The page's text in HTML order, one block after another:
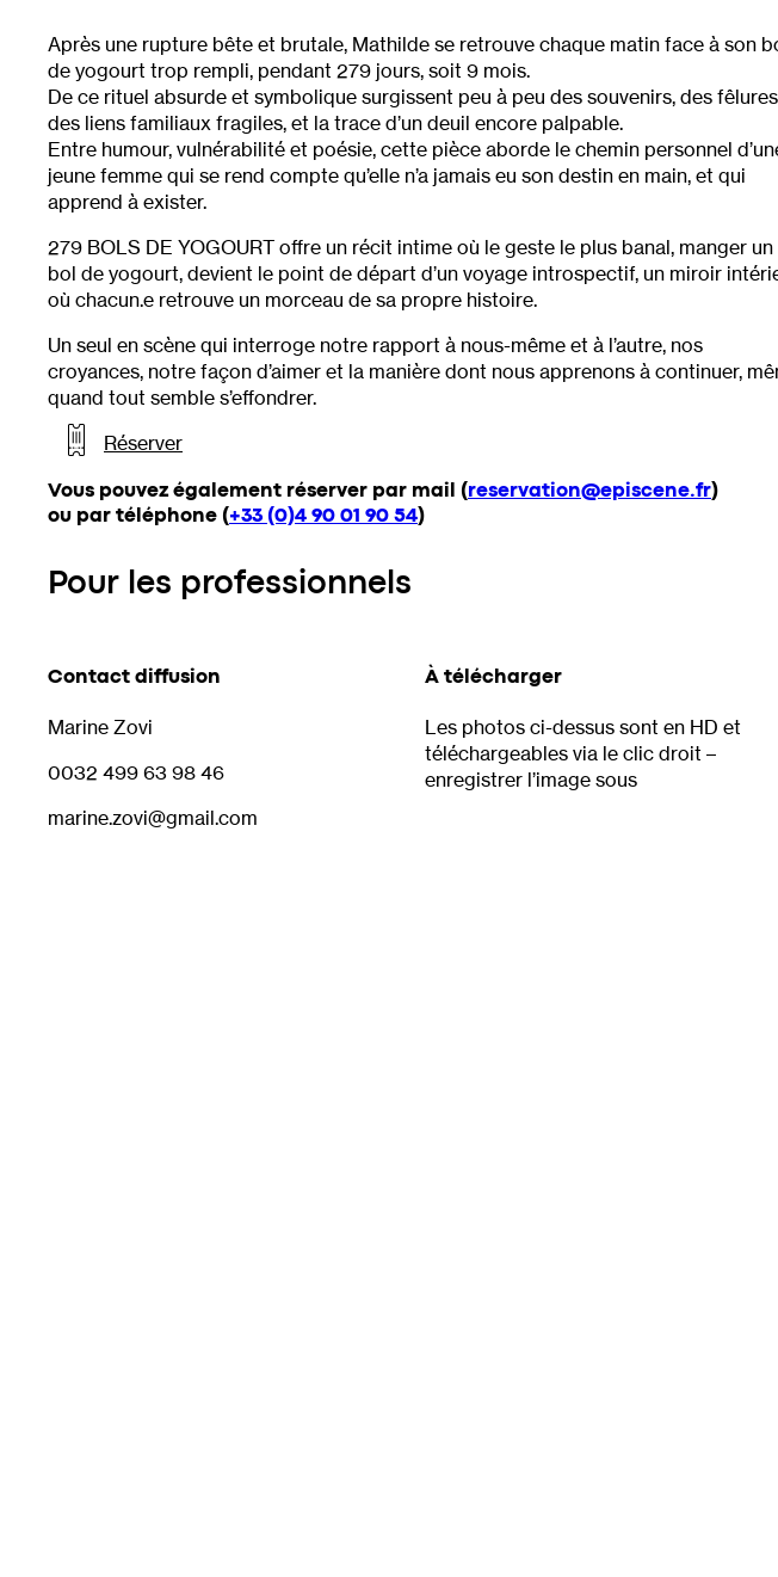
Après une rupture bête et brutale, Mathilde se retrouve chaque matin face à son
de yogourt trop rempli, pendant 279 jours, soit 9 mois.
De ce rituel absurde et symbolique surgissent peu à peu des souvenirs, des
des liens familiaux fragiles, et la trace d’un deuil encore palpable.
Entre humour, vulnérabilité et poésie, cette pièce aborde le chemin personnel
jeune femme qui se rend compte qu’elle n’a jamais eu son destin en main, et qui
apprend à exister.
279 BOLS DE YOGOURT offre un récit intime où le geste le plus banal, manger un
bol de yogourt, devient le point de départ d’un voyage introspectif, un miroir
où chacun.e retrouve un morceau de sa propre histoire.
Un seul en scène qui interroge notre rapport à nous-même et à l’autre, nos
croyances, notre façon d’aimer et la manière dont nous apprenons à continuer,
quand tout semble s’effondrer.
Réserver
Vous pouvez également réserver par mail (reservation@episcene.fr)
ou par téléphone (+33 (0)4 90 01 90 54)
Pour les professionnels
Contact diffusion
Marine Zovi
0032 499 63 98 46
marine.zovi@gmail.com
À télécharger
Les photos ci-dessus sont en HD et
téléchargeables via le clic droit –
enregistrer l’image sous